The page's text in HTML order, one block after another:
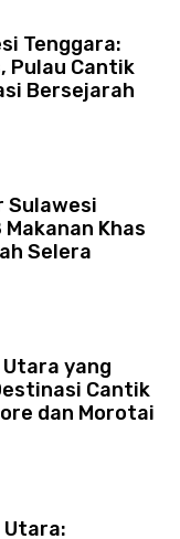
Tenggara:
Pulau Cantik
Bersejarah
Sulawesi
Khas
Selera
yang
Cantik
dan Morotai
Utara: